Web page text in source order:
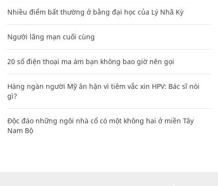
Nhiều điểm bất thường ở bằng đại học của Lý Nhã Kỳ
Người lãng mạn cuối cùng
20 số điện thoại ma ám bạn không bao giờ nên gọi
Hàng ngàn người Mỹ ân hận vì tiêm vắc xin HPV: Bác sĩ nói
gì?
Độc đáo những ngôi nhà cổ có một không hai ở miền Tây
Nam Bộ